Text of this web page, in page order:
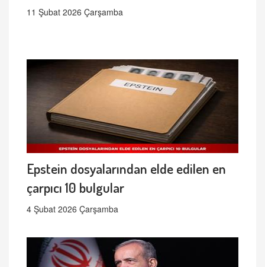
11 Şubat 2026 Çarşamba
Epstein dosyalarından elde edilen en
çarpıcı 10 bulgular
4 Şubat 2026 Çarşamba